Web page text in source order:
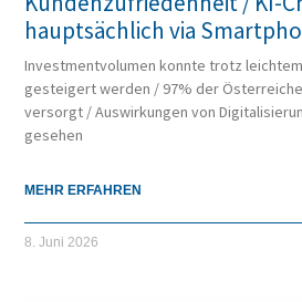
hauptsächlich via
Investmentvolumen konnte trotz
gesteigert werden / 97% der
versorgt / Auswirkungen von
gesehen
MEHR ERFAHREN
8. Juni 2026